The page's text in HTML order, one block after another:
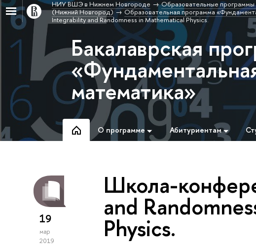
НИУ ВШЭ в Нижнем Новгороде Образовательные программы
(Нижний Новгород)
Образовательная программа
Integrability and Randomness in Mathematical Physics.
Бакалаврская
математика»
О программе Абитуриентам
19
мар
2019
Школа-
and
Physics.